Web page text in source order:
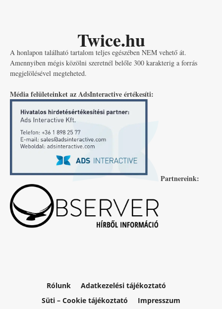
Twice.hu
A honlapon található tartalom teljes egészében NEM vehető át.
Amennyiben mégis közölni szeretnél belőle 300 karakterig a forrás
megjelölésével megteheted.
Média felületeinket az AdsInteractive értékesíti:
Partnereink:
Rólunk
Adatkezelési tájékoztató
Süti – Cookie tájékoztató
Impresszum